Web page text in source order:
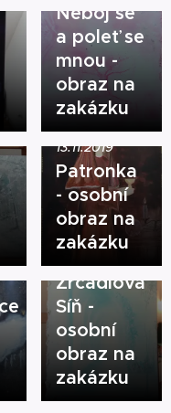
Neboj se
a poleť se
mnou -
obraz na
zakázku
13.11.2019
Patronka
- osobní
obraz na
zakázku
Zrcadlová
Síň -
osobní
obraz na
zakázku